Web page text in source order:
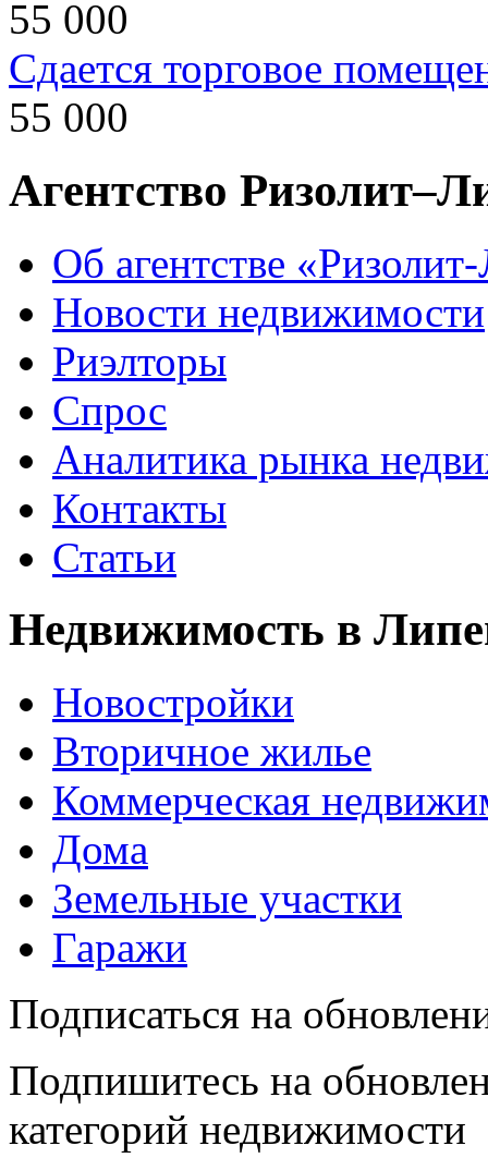
55 000
Сдается торговое
55 000
Агентство
Об агентстве
Новости недвижимости
Риэлторы
Спрос
Аналитика рынка
Контакты
Статьи
Недвижимость в
Новостройки
Вторичное жилье
Коммерческая
Дома
Земельные участки
Гаражи
Подписаться на
Подпишитесь на
категорий недвижимости